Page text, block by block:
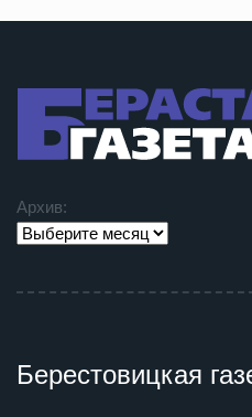
Архив:
Берестовицкая